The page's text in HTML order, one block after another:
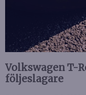
Volkswagen T-
följeslagare